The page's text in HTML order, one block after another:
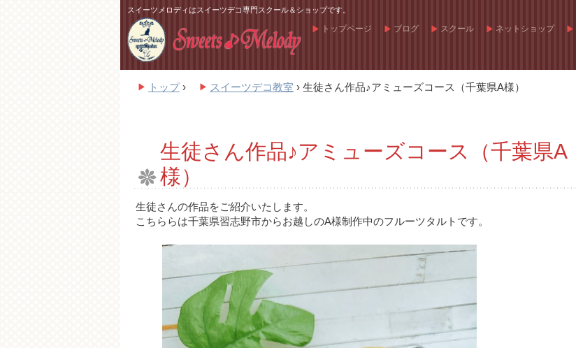
スイーツメロディはスイーツデコ専門スクール＆ショップです。
トップページ ブログ スクール ネットショップ
トップ › スイーツデコ教室 › 生徒さん作品♪アミューズコース（千葉県A様）
生徒さん作品♪アミューズコース（千葉県A
様）
生徒さんの作品をご紹介いたします。
こちららは千葉県習志野市からお越しのA様制作中のフルーツタルトです。